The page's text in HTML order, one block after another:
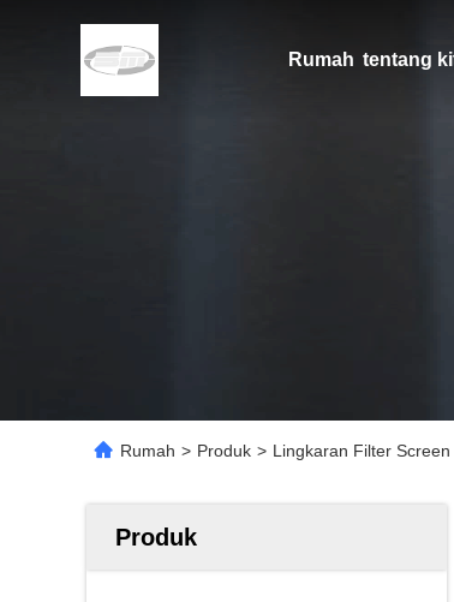
Rumah tentang
Rumah > Produk > Lingkaran Filter
Produk